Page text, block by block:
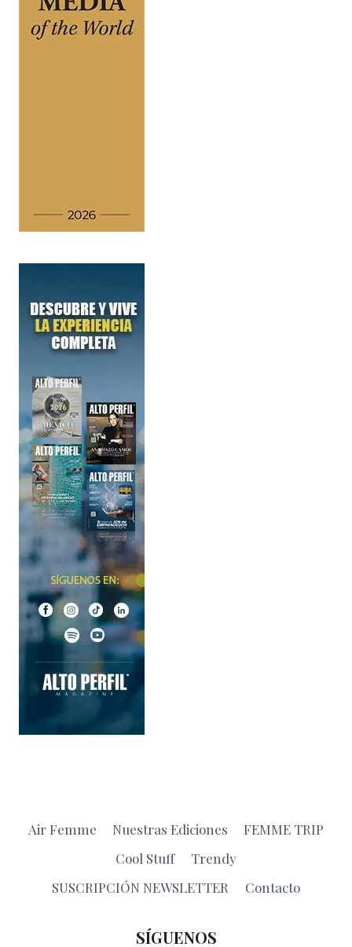
Air Femme Nuestras Ediciones
FEMME TRIP
Cool Stuff
Trendy
SUSCRIPCIÓN NEWSLETTER
Contacto
SÍGUENOS